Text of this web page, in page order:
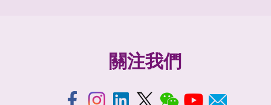
關注我們